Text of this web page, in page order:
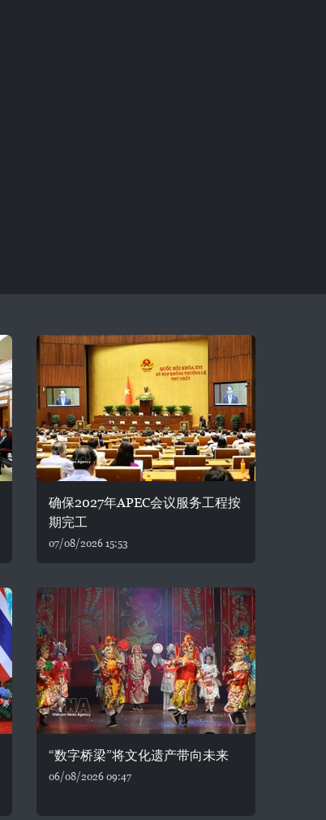
确保2027年APEC会议服务工程按
期完工
07/08/2026 15:53
“数字桥梁”将文化遗产带向未来
06/08/2026 09:47